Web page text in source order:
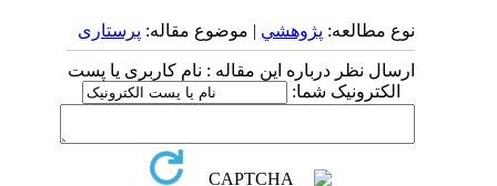
نوع مطالعه:پژوهشي| موضوع مقاله:پرستاری
ارسال نظر درباره این مقاله : نام کاربری یا پست
الکترونیک شما: